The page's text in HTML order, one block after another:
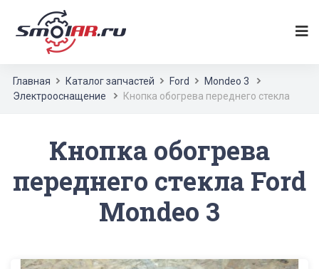
Главная Каталог запчастей Ford
Mondeo 3
Электрооснащение
Кнопка обогрева переднего стекла
Кнопка обогрева
переднего стекла Ford
Mondeo 3